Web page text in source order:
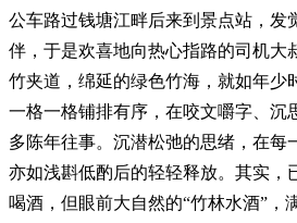
公车路过钱塘江畔后来到景点站，发
伴，于是欢喜地向热心指路的司机大
竹夹道，绵延的绿色竹海，就如年少
一格一格铺排有序，在咬文嚼字、沉
多陈年往事。沉潜松弛的思绪，在每
亦如浅斟低酌后的轻轻释放。其实，
喝酒，但眼前大自然的“竹林水酒”，